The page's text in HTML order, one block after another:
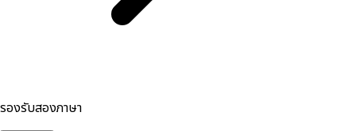
รองรับสองภาษา